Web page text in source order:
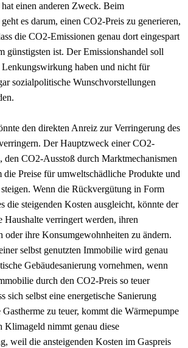
einen anderen Zweck. Beim
es darum, einen CO2-Preis zu generieren,
die CO2-Emissionen genau dort eingespart
günstigsten ist. Der Emissionshandel soll
Lenkungswirkung haben und nicht für
sozialpolitische Wunschvorstellungen
den direkten Anreiz zur Verringerung des
Der Hauptzweck einer CO2-
den CO2-Ausstoß durch Marktmechanismen
die Preise für umweltschädliche Produkte und
Wenn die Rückvergütung in Form
die steigenden Kosten ausgleicht, könnte der
Haushalte verringert werden, ihren
oder ihre Konsumgewohnheiten zu ändern.
selbst genutzten Immobilie wird genau
Gebäudesanierung vornehmen, wenn
durch den CO2-Preis so teuer
sich selbst eine energetische Sanierung
zu teuer, kommt die Wärmepumpe
Klimageld nimmt genau diese
weil die ansteigenden Kosten im Gaspreis